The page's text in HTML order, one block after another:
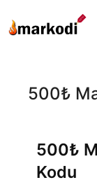
geç
500₺
500₺
Kodu